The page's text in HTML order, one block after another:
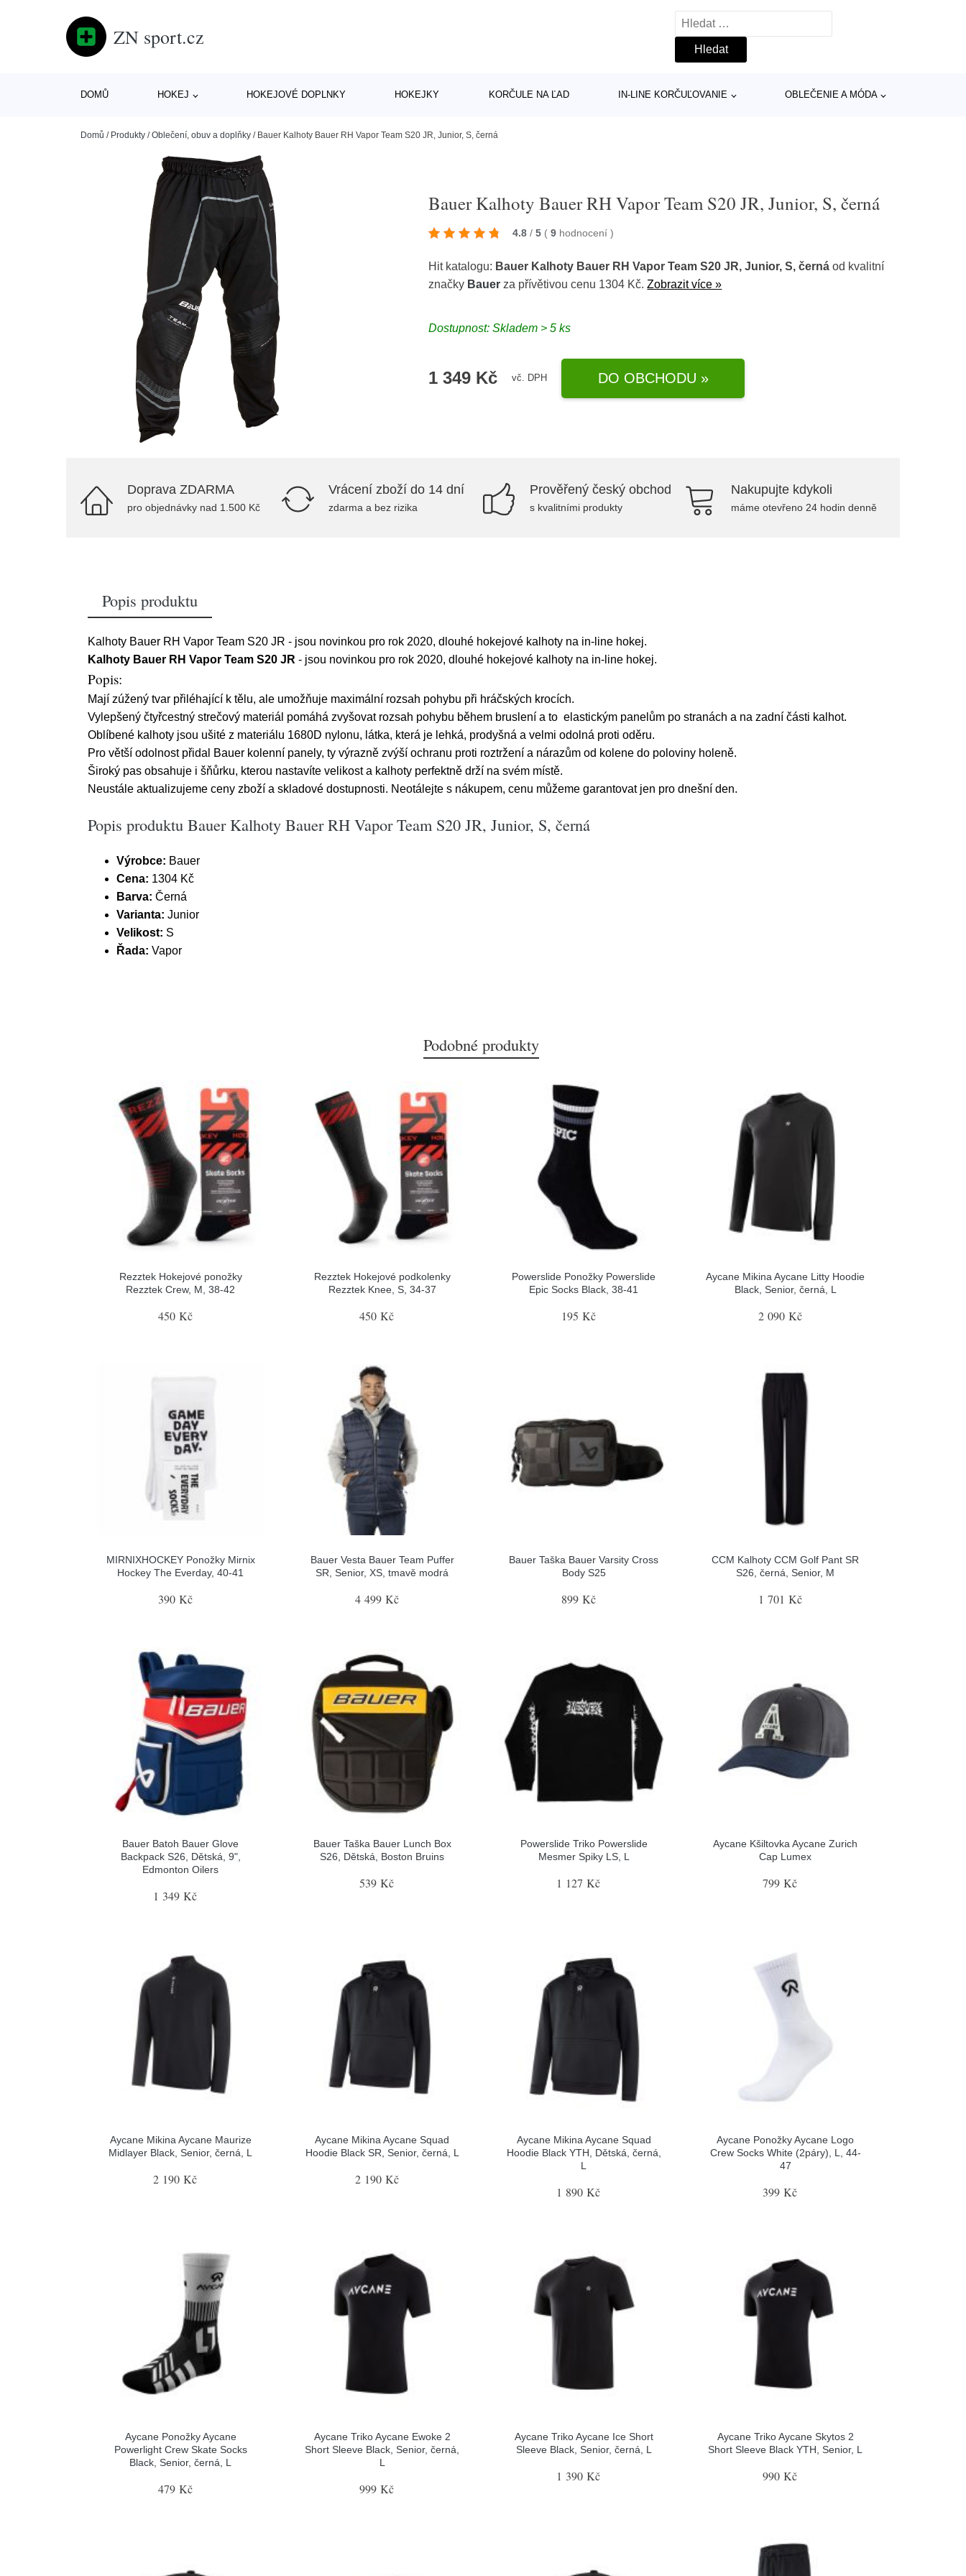
ZN sport.cz
Vyhledávání
DOMŮ HOKEJ HOKEJOVÉ DOPLNKY HOKEJKY KORČULE NA ĽAD IN-LINE KORČUĽOVANIE OBLEČENIE A MÓDA
Domů / Produkty /Oblečení, obuv a doplňky / Bauer Kalhoty Bauer RH Vapor Team S20 JR, Junior, S, černá
Bauer Kalhoty Bauer RH Vapor Team S20 JR, Junior, S, černá
4.8 / 5 ( 9 hodnocení)
Hit katalogu: Bauer Kalhoty Bauer RH Vapor Team S20 JR, Junior, S, černá od kvalitní
značky Bauer za přívětivou cenu 1304 Kč.Zobrazit více »
Dostupnost: Skladem > 5 ks
1 349 Kč vč. DPH DO OBCHODU »
Doprava ZDARMA
pro objednávky nad 1.500 Kč
Vrácení zboží do 14 dní
zdarma a bez rizika
Prověřený český obchod
s kvalitními produkty
Nakupujte kdykoli
máme otevřeno 24 hodin denně
Popis produktu
Kalhoty Bauer RH Vapor Team S20 JR - jsou novinkou pro rok 2020, dlouhé hokejové kalhoty na in-line hokej.
Kalhoty Bauer RH Vapor Team S20 JR - jsou novinkou pro rok 2020, dlouhé hokejové kalhoty na in-line hokej.
Popis:
Mají zúžený tvar přiléhající k tělu, ale umožňuje maximální rozsah pohybu při hráčských krocích.
Vylepšený čtyřcestný strečový materiál pomáhá zvyšovat rozsah pohybu během bruslení a to elastickým panelům po stranách a na zadní části kalhot.
Oblíbené kalhoty jsou ušité z materiálu 1680D nylonu, látka, která je lehká, prodyšná a velmi odolná proti oděru.
Pro větší odolnost přidal Bauer kolenní panely, ty výrazně zvýší ochranu proti roztržení a nárazům od kolene do poloviny holeně.
Široký pas obsahuje i šňůrku, kterou nastavíte velikost a kalhoty perfektně drží na svém místě.
Neustále aktualizujeme ceny zboží a skladové dostupnosti. Neotálejte s nákupem, cenu můžeme garantovat jen pro dnešní den.
Popis produktu Bauer Kalhoty Bauer RH Vapor Team S20 JR, Junior, S, černá
Výrobce: Bauer
Cena: 1304 Kč
Barva: Černá
Varianta: Junior
Velikost: S
Řada: Vapor
Podobné produkty
Rezztek Hokejové ponožky
Rezztek Crew, M, 38-42
450 Kč
Rezztek Hokejové podkolenky
Rezztek Knee, S, 34-37
450 Kč
Powerslide Ponožky Powerslide
Epic Socks Black, 38-41
195 Kč
Aycane Mikina Aycane Litty Hoodie
Black, Senior, černá, L
2 090 Kč
MIRNIXHOCKEY Ponožky Mirnix
Hockey The Everday, 40-41
390 Kč
Bauer Vesta Bauer Team Puffer
SR, Senior, XS, tmavě modrá
4 499 Kč
Bauer Taška Bauer Varsity Cross
Body S25
899 Kč
CCM Kalhoty CCM Golf Pant SR
S26, černá, Senior, M
1 701 Kč
Bauer Batoh Bauer Glove
Backpack S26, Dětská, 9",
Edmonton Oilers
1 349 Kč
Bauer Taška Bauer Lunch Box
S26, Dětská, Boston Bruins
539 Kč
Powerslide Triko Powerslide
Mesmer Spiky LS, L
1 127 Kč
Aycane Kšiltovka Aycane Zurich
Cap Lumex
799 Kč
Aycane Mikina Aycane Maurize
Midlayer Black, Senior, černá, L
2 190 Kč
Aycane Mikina Aycane Squad
Hoodie Black SR, Senior, černá, L
2 190 Kč
Aycane Mikina Aycane Squad
Hoodie Black YTH, Dětská, černá,
L
1 890 Kč
Aycane Ponožky Aycane Logo
Crew Socks White (2páry), L, 44-
47
399 Kč
Aycane Ponožky Aycane
Powerlight Crew Skate Socks
Black, Senior, černá, L
479 Kč
Aycane Triko Aycane Ewoke 2
Short Sleeve Black, Senior, černá,
L
999 Kč
Aycane Triko Aycane Ice Short
Sleeve Black, Senior, černá, L
1 390 Kč
Aycane Triko Aycane Skytos 2
Short Sleeve Black YTH, Senior, L
990 Kč